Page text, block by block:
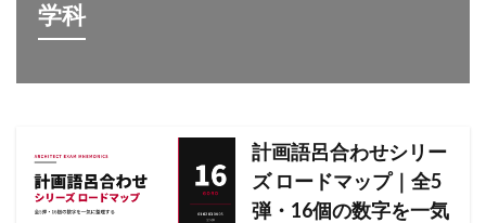
学科
計画語呂合わせシリー
ズ ロードマップ｜全5
弾・16個の数字を一気